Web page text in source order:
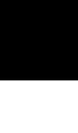
hast du am Leben